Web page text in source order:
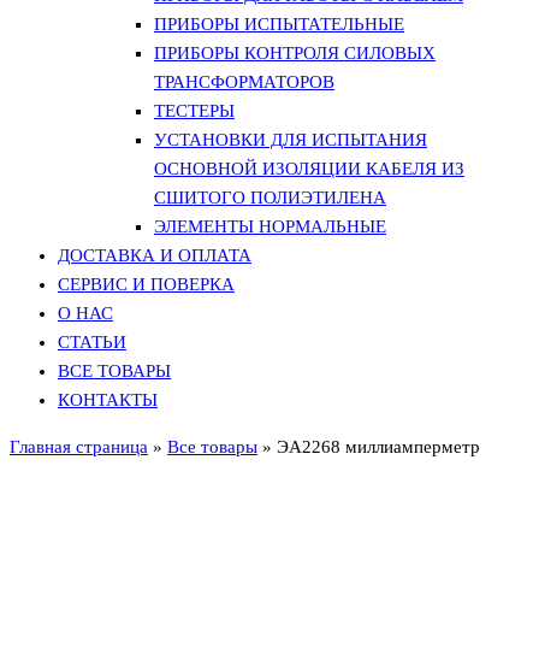
ПРИБОРЫ ИСПЫТАТЕЛЬНЫЕ
ПРИБОРЫ КОНТРОЛЯ СИЛОВЫХ
ТРАНСФОРМАТОРОВ
ТЕСТЕРЫ
УСТАНОВКИ ДЛЯ ИСПЫТАНИЯ
ОСНОВНОЙ ИЗОЛЯЦИИ КАБЕЛЯ ИЗ
СШИТОГО ПОЛИЭТИЛЕНА
ЭЛЕМЕНТЫ НОРМАЛЬНЫЕ
ДОСТАВКА И ОПЛАТА
СЕРВИС И ПОВЕРКА
О НАС
СТАТЬИ
ВСЕ ТОВАРЫ
КОНТАКТЫ
Главная страница » Все товары » ЭА2268 миллиамперметр